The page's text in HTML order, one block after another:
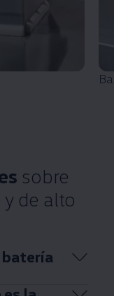
sobre
de alto
batería